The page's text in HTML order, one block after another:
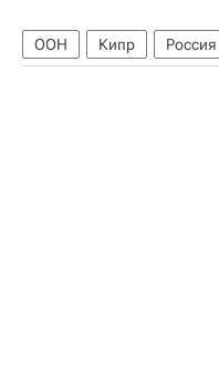
ООН Кипр Россия